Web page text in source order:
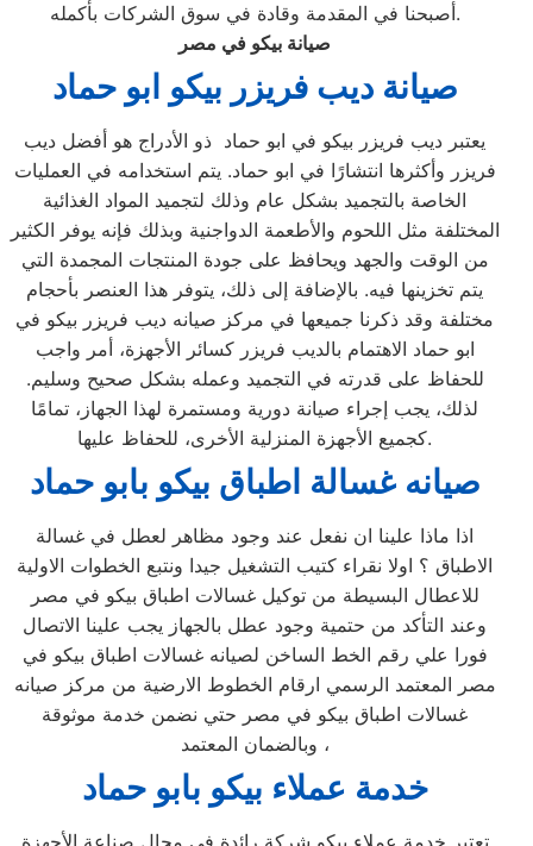
أصبحنا في المقدمة وقادة في سوق الشركات بأكمله.
صيانة بيكو في مصر
صيانة ديب فريزر بيكو ابو حماد
يعتبر ديب فريزر بيكو في ابو حماد ذو الأدراج هو أفضل ديب
فريزر وأكثرها انتشارًا في ابو حماد. يتم استخدامه في العمليات
الخاصة بالتجميد بشكل عام وذلك لتجميد المواد الغذائية
المختلفة مثل اللحوم والأطعمة الدواجنية وبذلك فإنه يوفر الكثير
من الوقت والجهد ويحافظ على جودة المنتجات المجمدة التي
يتم تخزينها فيه. بالإضافة إلى ذلك، يتوفر هذا العنصر بأحجام
مختلفة وقد ذكرنا جميعها في مركز صيانه ديب فريزر بيكو في
ابو حماد الاهتمام بالديب فريزر كسائر الأجهزة، أمر واجب
للحفاظ على قدرته في التجميد وعمله بشكل صحيح وسليم.
لذلك، يجب إجراء صيانة دورية ومستمرة لهذا الجهاز، تمامًا
كجميع الأجهزة المنزلية الأخرى، للحفاظ عليها.
صيانه غسالة اطباق بيكو بابو حماد
اذا ماذا علينا ان نفعل عند وجود مظاهر لعطل في غسالة
الاطباق ؟ اولا نقراء كتيب التشغيل جيدا ونتبع الخطوات الاولية
للاعطال البسيطة من توكيل غسالات اطباق بيكو في مصر
وعند التأكد من حتمية وجود عطل بالجهاز يجب علينا الاتصال
فورا علي رقم الخط الساخن لصيانه غسالات اطباق بيكو في
مصر المعتمد الرسمي ارقام الخطوط الارضية من مركز صيانه
غسالات اطباق بيكو في مصر حتي نضمن خدمة موثوقة
وبالضمان المعتمد ،
خدمة عملاء بيكو بابو حماد
تعتبر خدمة عملاء بيكو شركة رائدة في مجال صناعة الأجهزة